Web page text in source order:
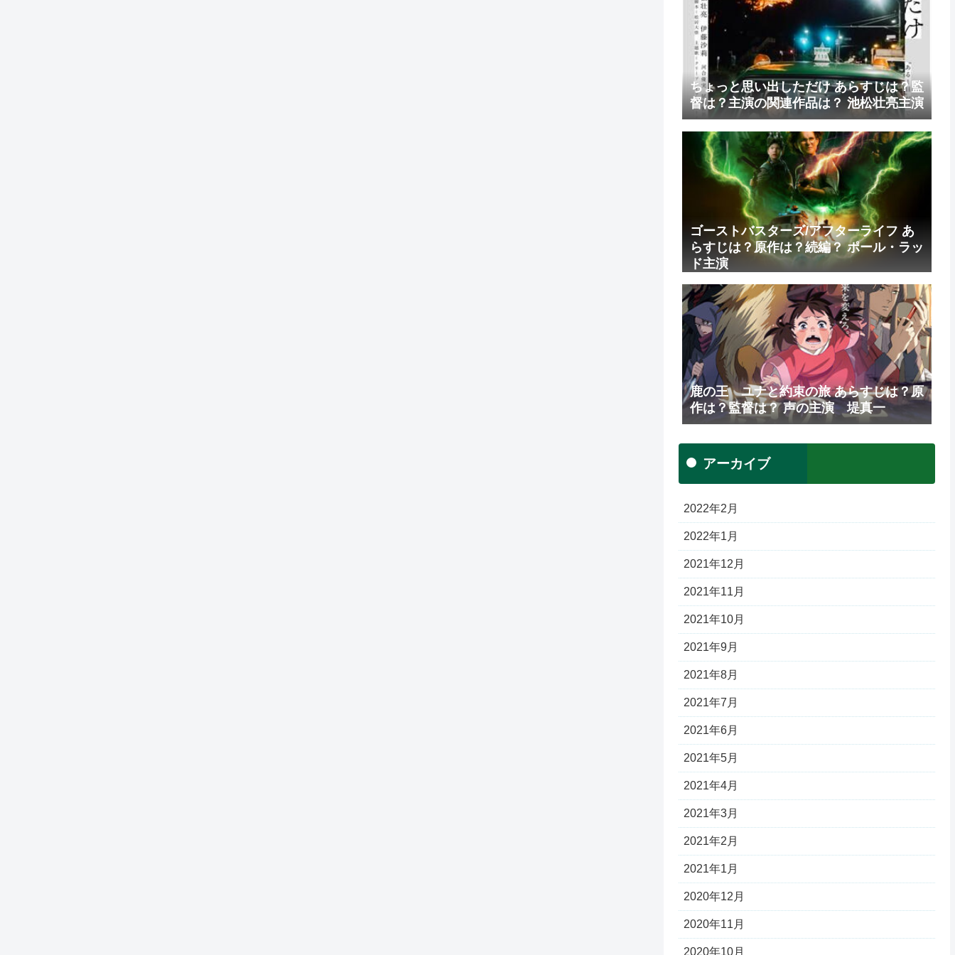
ちょっと思い出しただけ あらすじは？監
督は？主演の関連作品は？ 池松壮亮主演
ゴーストバスターズ/アフターライフ あ
らすじは？原作は？続編？ ポール・ラッ
ド主演
鹿の王 ユナと約束の旅 あらすじは？原
作は？監督は？ 声の主演 堤真一
アーカイブ
2022年2月
2022年1月
2021年12月
2021年11月
2021年10月
2021年9月
2021年8月
2021年7月
2021年6月
2021年5月
2021年4月
2021年3月
2021年2月
2021年1月
2020年12月
2020年11月
2020年10月